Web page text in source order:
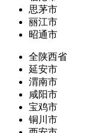
思茅市
丽江市
昭通市
全陕西省
延安市
渭南市
咸阳市
宝鸡市
铜川市